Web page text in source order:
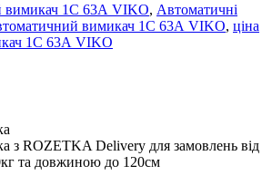
вимикач 1C 63А VIKO, Автоматичні
вимикач 1C 63А VIKO, ціна
1C 63А VIKO
з ROZETKA Delivery для замовлень від
та довжиною до 120см